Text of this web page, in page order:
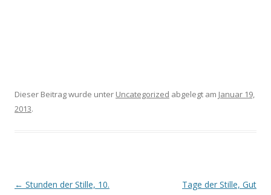
Dieser Beitrag wurde unter Uncategorized abgelegt am Januar 19,
2013.
Beitrags-
← Stunden der Stille, 10.
Tage der Stille, Gut